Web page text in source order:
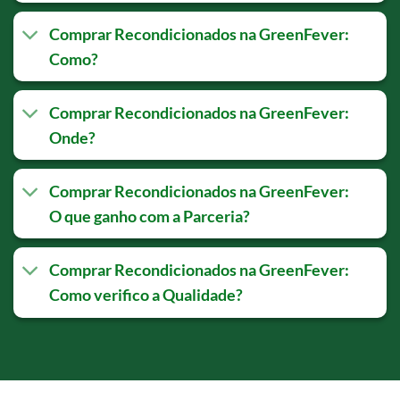
Comprar Recondicionados na GreenFever:
Como?
Comprar Recondicionados na GreenFever:
Onde?
Comprar Recondicionados na GreenFever:
O que ganho com a Parceria?
Comprar Recondicionados na GreenFever:
Como verifico a Qualidade?